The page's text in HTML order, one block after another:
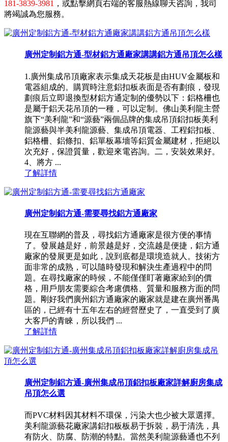
181-3839-3981 ，或點擊網頁右端的客服熱線聊天咨詢，我司
將竭誠為您服務。
廣州定制鋁方通-型材鋁方通廠家講講鋁方通吊頂怎么樣
1.廣州集成吊頂廠家表示集成天花板是由HUV金屬板和
電器組成的。購買時注意鋁扣板表面是否有劃痕，發現
劃痕后立即退換型材鋁方通定制的優勢以下：鋁格柵也
是屬于鋁天花吊頂的一種，可以定制。佛山美利龍主營
旗下“美利龍”和“源藝”兩個品牌的集成吊頂鋁扣板美利
龍源藝與半美利龍源藝、集成吊頂電器、工程鋁扣板、
鋁格柵、鋁條扣、鋁單板幕墻等鋁質金屬建材，拒絕以
次充好，保證質量，歡迎來電咨詢。二，安裝效果好。
4、將方 ...
了解詳情
廣州定制鋁方通-需要尋找鋁方通廠家
現在互聯網的普及，尋找鋁方通廠家是很方便的事情
了。發展越是好，前景越是好，交流越是便捷，鋁方通
廠家的發展更是如此，說到底都是環境造就人。技術方
面非常的成熟，可以隨時發現和解決生產過程中的問
題。在尋找廠家的時候，不能僅僅盯著廠家給到的價
格，用戶朋友需要綜合考慮價格、質量和服務方面的問
題。剛好我們廣州鋁方通廠家的廠家就是建在廣州番禺
區的，已經有十五年左右的經營歷史了，一直受到了廣
大客戶的青睞，所以我們 ...
了解詳情
廣州定制鋁方通-廣州集成吊頂鋁扣板廠家詳解廚房集成
吊頂怎么選
而PVC材料因其材料不環保，污染大也少被大眾選擇。
美利龍源藝花廠家講鋁扣板板易于拆裝，易于清洗，具
有防火、防腐、防潮的特點。當然美利龍源藝通也不列